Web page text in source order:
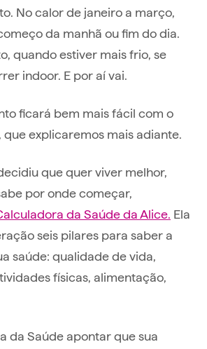
No calor de janeiro a março,
da manhã ou fim do dia.
quando estiver mais frio, se
indoor. E por aí vai.
ficará bem mais fácil com o
que explicaremos mais adiante.
que quer viver melhor,
por onde começar,
da Saúde da Alice. Ela
seis pilares para saber a
saúde: qualidade de vida,
físicas, alimentação,
da Saúde apontar que sua